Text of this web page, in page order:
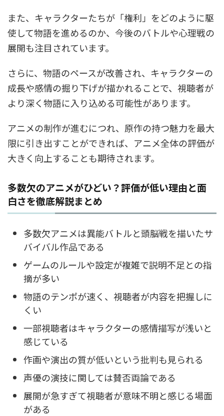
また、キャラクターたちが「権利」をどのように駆
使して物語を進めるのか、今後のバトルや心理戦の
展開も注目されています。
さらに、物語のペースが改善され、キャラクターの
成長や感情の掘り下げが描かれることで、視聴者が
より深く物語に入り込める可能性があります。
アニメの制作が進むにつれ、原作の持つ魅力を最大
限に引き出すことができれば、アニメ全体の評価が
大きく向上することも期待されます。
多数欠のアニメがひどい？評価が低い理由と面
白さを徹底解説まとめ
多数欠アニメは異能バトルと頭脳戦を描いたサ
バイバル作品である
ゲームのルールや設定が複雑で説明不足との指
摘が多い
物語のテンポが速く、視聴者が内容を把握しに
くい
一部視聴者はキャラクターの感情描写が浅いと
感じている
作画や演出の質が低いという批判も見られる
声優の演技に関しては賛否両論である
展開が急すぎて視聴者が意味不明と感じる場面
がある